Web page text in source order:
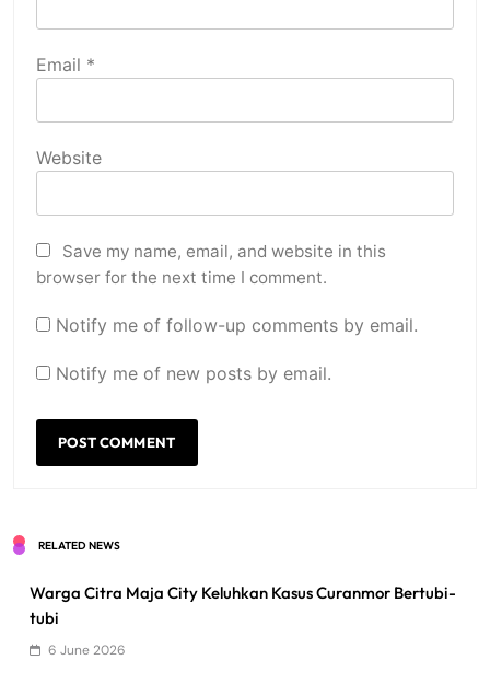
Email *
Website
Save my name, email, and website in this
browser for the next time I comment.
Notify me of follow-up comments by email.
Notify me of new posts by email.
RELATED NEWS
Warga Citra Maja City Keluhkan Kasus Curanmor Bertubi-
tubi
6 June 2026